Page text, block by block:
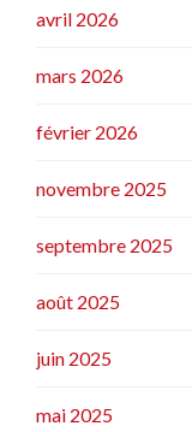
avril 2026
mars 2026
février 2026
novembre 2025
septembre 2025
août 2025
juin 2025
mai 2025